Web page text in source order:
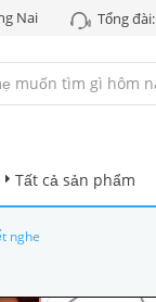
Nai Tổng đài:
Tất cả sản phẩm
nghe